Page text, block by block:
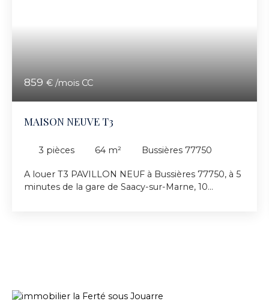
859 € /mois CC
MAISON NEUVE T3
3 pièces 64 m² Bussières 77750
A louer T3 PAVILLON NEUF à Bussières 77750, à 5
minutes de la gare de Saacy-sur-Marne, 10
Pavillon disposant de 2 places de parking